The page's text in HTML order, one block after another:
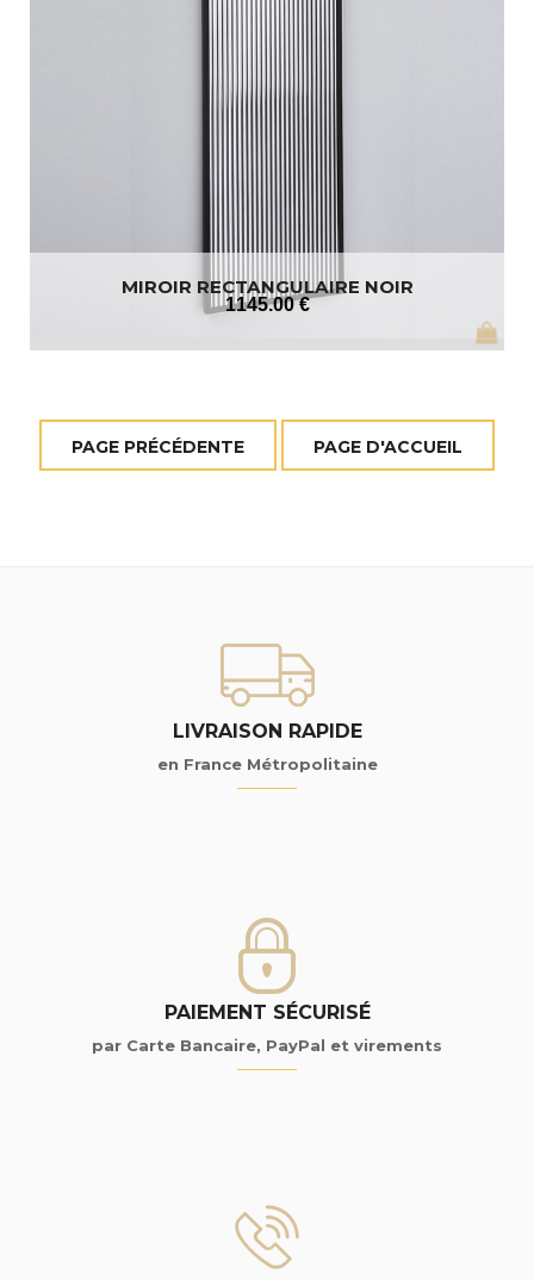
MIROIR RECTANGULAIRE NOIR
1145.00 €
LIVRAISON RAPIDE
en France Métropolitaine
PAIEMENT SÉCURISÉ
par Carte Bancaire, PayPal et virements